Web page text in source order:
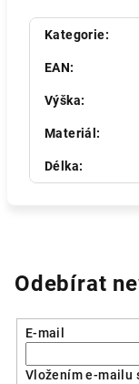
Kategorie:
EAN:
Výška:
Materiál :
Délka:
Odebírat
E-mail
Vložením e-mailu